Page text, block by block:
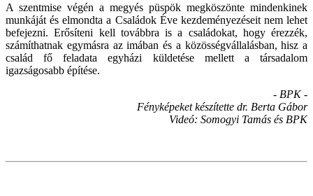
A szentmise végén a megyés püspök megköszönte mindenkinek
munkáját és elmondta a Családok Éve kezdeményezéseit nem lehet
befejezni. Erősíteni kell továbbra is a családokat, hogy érezzék,
számíthatnak egymásra az imában és a közösségvállalásban, hisz a
család fő feladata egyházi küldetése mellett a társadalom
igazságosabb építése.
- BPK -
Fényképeket készítette dr. Berta Gábor
Videó: Somogyi Tamás és BPK